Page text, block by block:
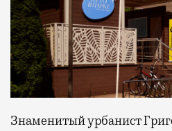
Знаменитый урбанист